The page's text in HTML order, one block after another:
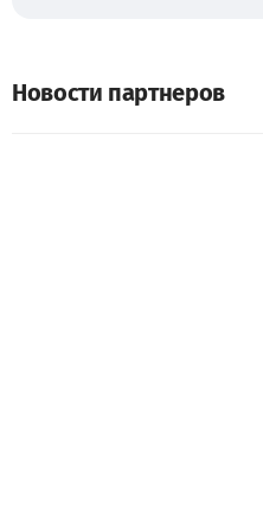
Новости партнеров